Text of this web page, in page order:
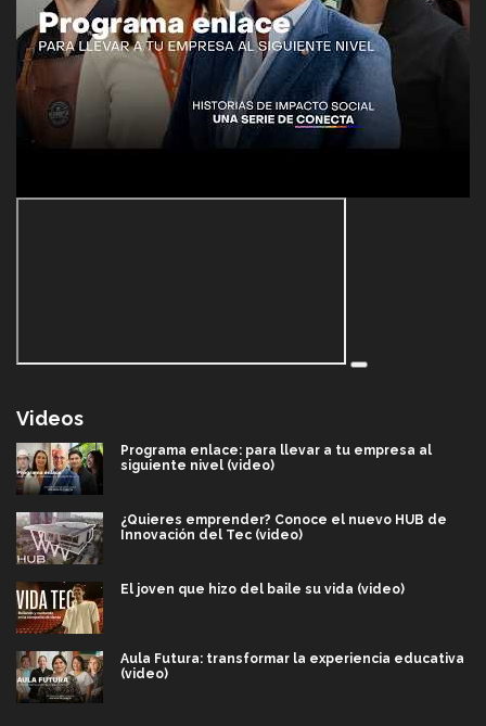
Videos
Programa enlace: para llevar a tu empresa al
siguiente nivel (video)
¿Quieres emprender? Conoce el nuevo HUB de
Innovación del Tec (video)
El joven que hizo del baile su vida (video)
Aula Futura: transformar la experiencia educativa
(video)